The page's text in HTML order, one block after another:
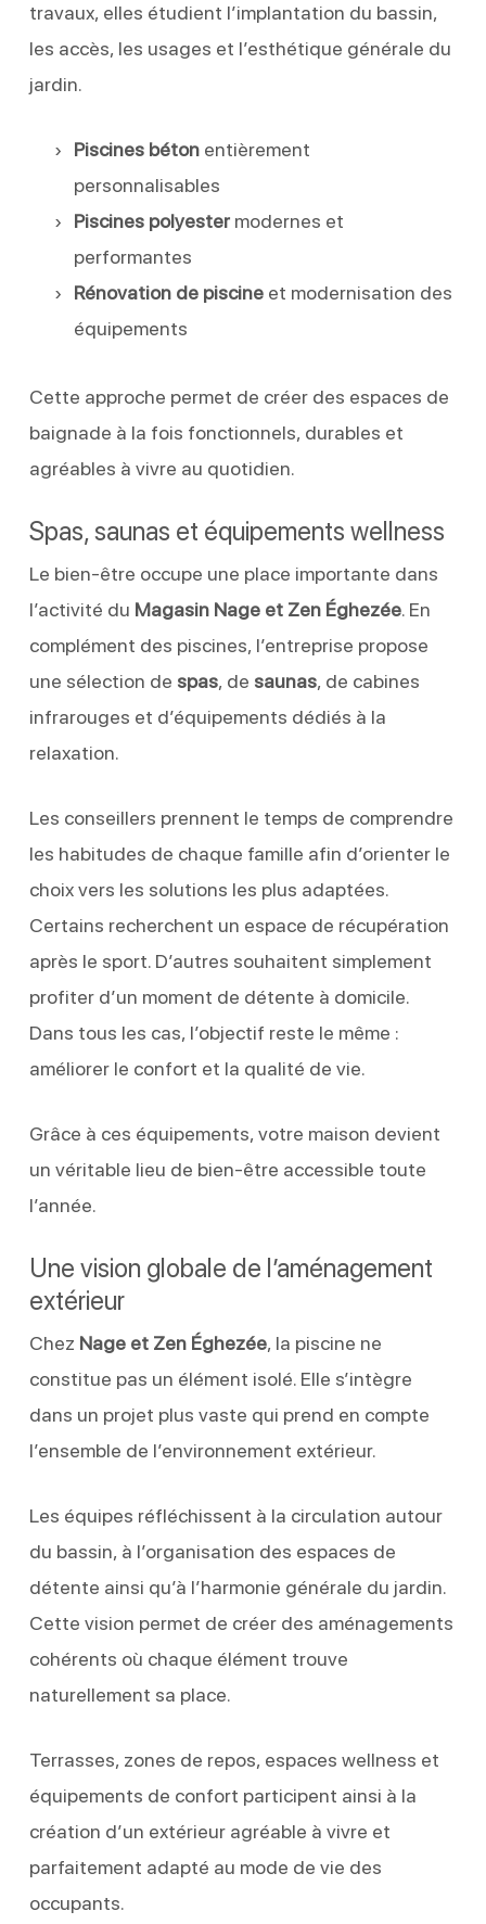
travaux, elles étudient l’implantation du bassin,
les accès, les usages et l’esthétique générale du
jardin.
Piscines bétonentièrement
personnalisables
Piscines polyestermodernes et
performantes
Rénovation de piscineet modernisation des
équipements
Cette approche permet de créer des espaces de
baignade à la fois fonctionnels, durables et
agréables à vivre au quotidien.
Spas, saunas et équipements wellness
Le bien-être occupe une place importante dans
l’activité du Magasin Nage et Zen Éghezée. En
complément des piscines, l’entreprise propose
une sélection de spas, de saunas, de cabines
infrarouges et d’équipements dédiés à la
relaxation.
Les conseillers prennent le temps de comprendre
les habitudes de chaque famille afin d’orienter le
choix vers les solutions les plus adaptées.
Certains recherchent un espace de récupération
après le sport. D’autres souhaitent simplement
profiter d’un moment de détente à domicile.
Dans tous les cas, l’objectif reste le même :
améliorer le confort et la qualité de vie.
Grâce à ces équipements, votre maison devient
un véritable lieu de bien-être accessible toute
l’année.
Une vision globale de l’aménagement
extérieur
Chez Nage et Zen Éghezée, la piscine ne
constitue pas un élément isolé. Elle s’intègre
dans un projet plus vaste qui prend en compte
l’ensemble de l’environnement extérieur.
Les équipes réfléchissent à la circulation autour
du bassin, à l’organisation des espaces de
détente ainsi qu’à l’harmonie générale du jardin.
Cette vision permet de créer des aménagements
cohérents où chaque élément trouve
naturellement sa place.
Terrasses, zones de repos, espaces wellness et
équipements de confort participent ainsi à la
création d’un extérieur agréable à vivre et
parfaitement adapté au mode de vie des
occupants.